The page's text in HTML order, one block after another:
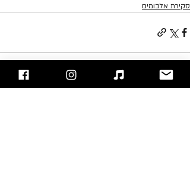
סקירת אלבומים